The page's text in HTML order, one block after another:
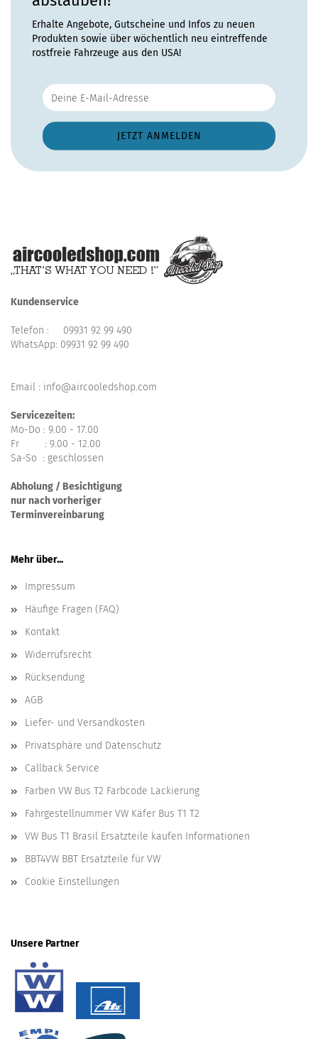
Erhalte Angebote, Gutscheine und Infos zu neuen
Produkten sowie über wöchentlich neu eintreffende
rostfreie Fahrzeuge aus den USA!
Kundenservice
Telefon : 09931 92 99 490
WhatsApp: 09931 92 99 490
Email : info@aircooledshop.com
Servicezeiten:
Mo-Do : 9.00 - 17.00
Fr : 9.00 - 12.00
Sa-So : geschlossen
Abholung / Besichtigung
nur nach vorheriger
Terminvereinbarung
Mehr über...
Impressum
Häufige Fragen (FAQ)
Kontakt
Widerrufsrecht
Rücksendung
AGB
Liefer- und Versandkosten
Privatsphäre und Datenschutz
Callback Service
Farben VW Bus T2 Farbcode Lackierung
Fahrgestellnummer VW Käfer Bus T1 T2
VW Bus T1 Brasil Ersatzteile kaufen Informationen
BBT4VW BBT Ersatzteile für VW
Cookie Einstellungen
Unsere Partner